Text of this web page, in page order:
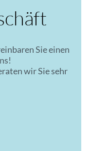
Sie einen
wir Sie sehr